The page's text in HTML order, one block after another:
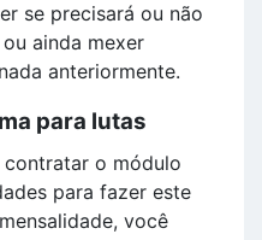
se precisará ou não
ainda mexer
anteriormente.
para lutas
o módulo
para fazer este
você